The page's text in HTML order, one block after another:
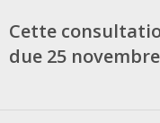
Cette
due 25